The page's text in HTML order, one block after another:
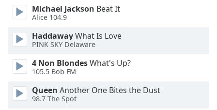
Opacity
Caption
Background
Color
Opacity
Michael Jackson Beat It
Alice 104.9
HaddawayWhat Is Love
PINK SKY Delaware
4 Non BlondesWhat's Up?
105.5 Bob FM
Queen Another One Bites the Dust
98.7 The Spot